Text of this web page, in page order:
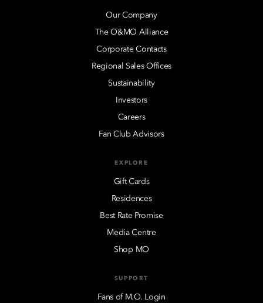
Our Company
The O&MO Alliance
Corporate Contacts
Regional Sales Offices
Sustainability
Investors
Careers
Fan Club Advisors
EXPLORE
Gift Cards
Residences
Best Rate Promise
Media Centre
Shop MO
SUPPORT
Fans of M.O. Login